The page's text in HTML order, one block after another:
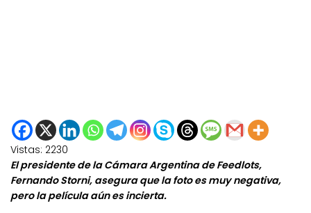
Vistas: 2230
El presidente de la Cámara Argentina de Feedlots,
Fernando Storni, asegura que la foto es muy negativa,
pero la película aún es incierta.